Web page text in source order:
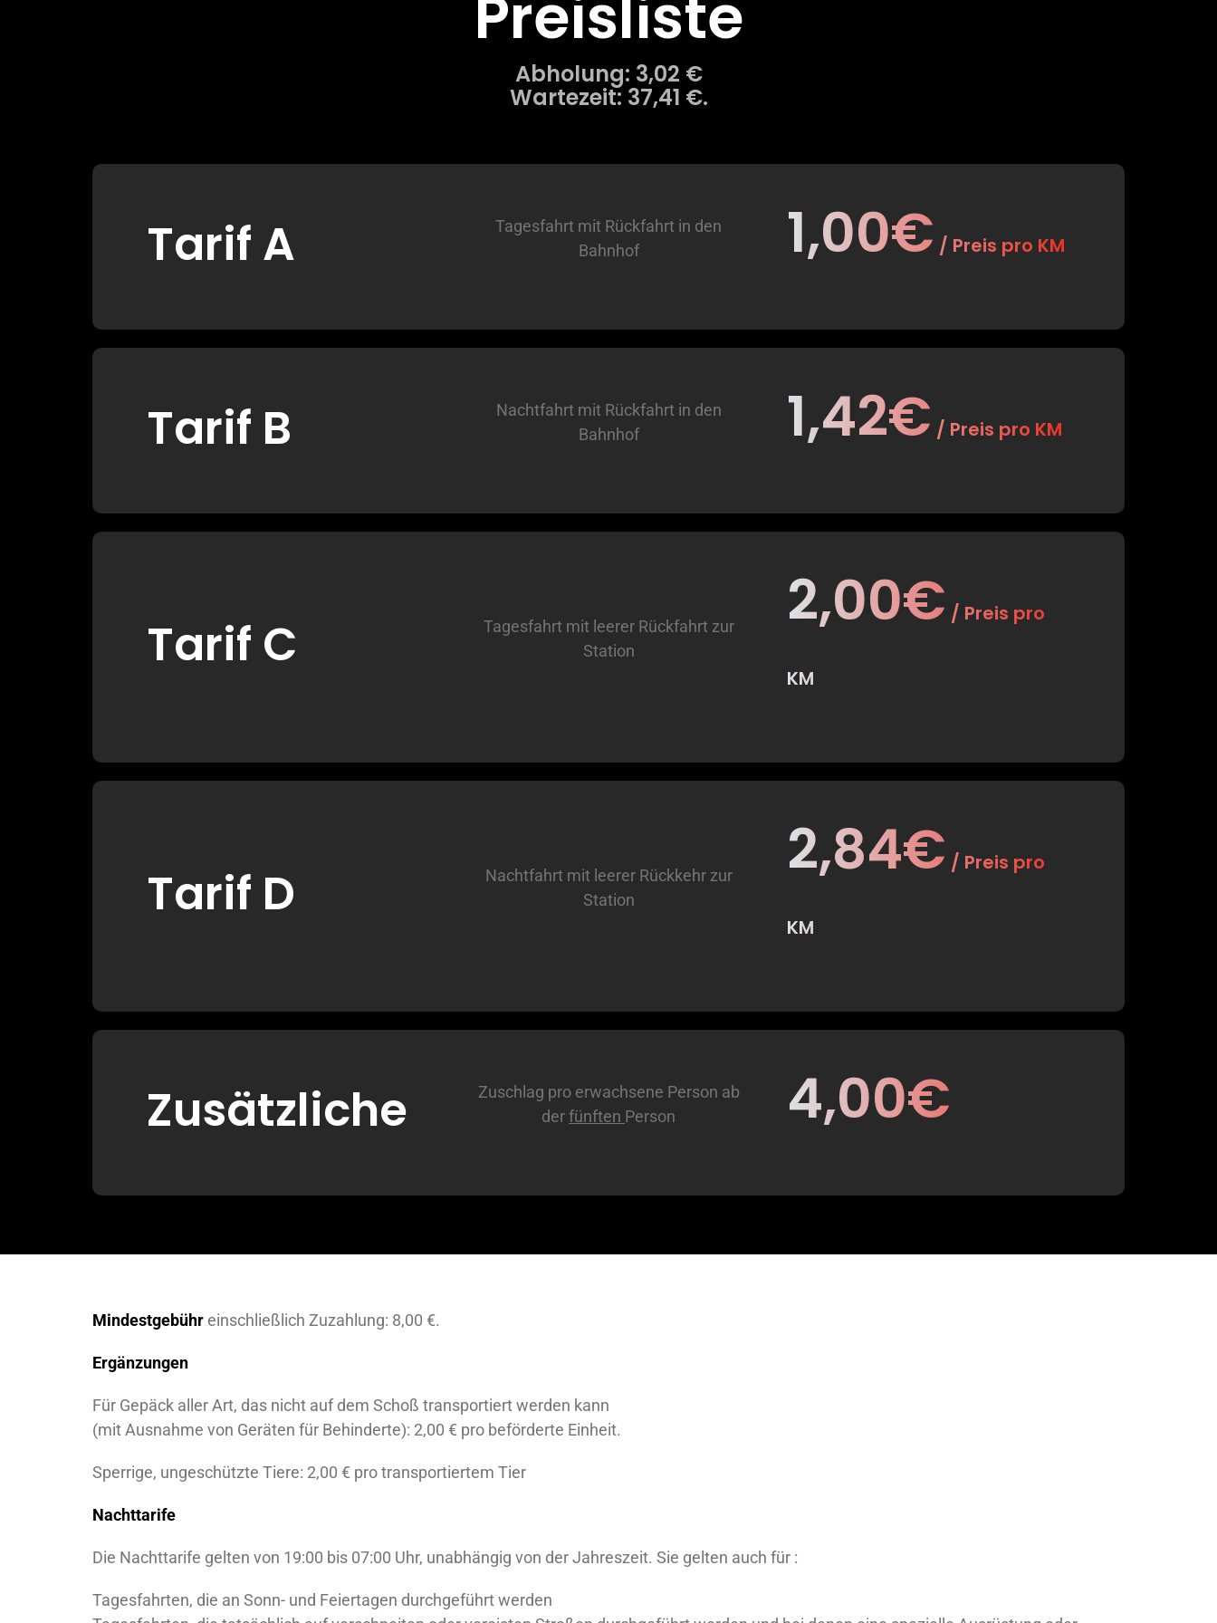
Preisliste
Abholung: 3,02 €
Wartezeit: 37,41 €.
Tarif A
Tagesfahrt mit Rückfahrt in den
Bahnhof
1,00€ / Preis pro KM
Tarif B
Nachtfahrt mit Rückfahrt in den
Bahnhof
1,42€ / Preis pro KM
Tarif C
Tagesfahrt mit leerer Rückfahrt zur
Station
2,00€ / Preis pro
KM
Tarif D
Nachtfahrt mit leerer Rückkehr zur
Station
2,84€ / Preis pro
KM
Zusätzliche
Zuschlag pro erwachsene Person ab
derfünften Person 4,00€
Mindestgebühreinschließlich Zuzahlung: 8,00 €.
Ergänzungen
Für Gepäck aller Art, das nicht auf dem Schoß transportiert werden kann
(mit Ausnahme von Geräten für Behinderte): 2,00 € pro beförderte Einheit.
Sperrige, ungeschützte Tiere: 2,00 € pro transportiertem Tier
Nachttarife
Die Nachttarife gelten von 19:00 bis 07:00 Uhr, unabhängig von der Jahreszeit. Sie gelten auch für :
Tagesfahrten, die an Sonn- und Feiertagen durchgeführt werden